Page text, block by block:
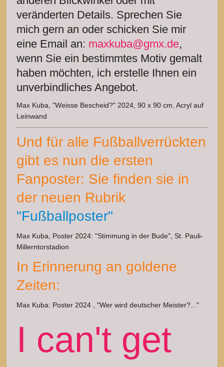
veränderten Details. Sprechen Sie
mich gern an oder schicken Sie mir
eine Email an: maxkuba@gmx.de,
wenn Sie ein bestimmtes Motiv gemalt
haben möchten, ich erstelle Ihnen ein
unverbindliches Angebot.
Max Kuba, "Weisse Bescheid?" 2024, 90 x 90 cm, Acryl auf
Leinwand
Und für alle Fußballverrückten
gibt es nun die ersten
Fanposter: Sie finden sie in
der neuen Rubrik
"Fußballposter"
Max Kuba, Poster 2024: "Stimmung in der Bude", St. Pauli-
Millerntorstadion
In Erinnerung an goldene
Zeiten:
Max Kuba: Poster 2024 , "Wer wird deutscher Meister?..."
I can't get